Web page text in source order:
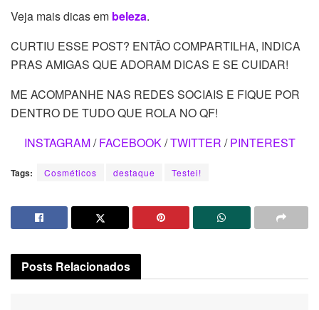
Veja mais dicas em beleza.
CURTIU ESSE POST? ENTÃO COMPARTILHA, INDICA
PRAS AMIGAS QUE ADORAM DICAS E SE CUIDAR!
ME ACOMPANHE NAS REDES SOCIAIS E FIQUE POR
DENTRO DE TUDO QUE ROLA NO QF!
INSTAGRAM/FACEBOOK/TWITTER /PINTEREST
Tags: Cosméticos destaque Testei!
Posts Relacionados